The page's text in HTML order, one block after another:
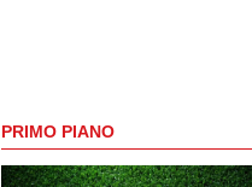
PRIMO PIANO